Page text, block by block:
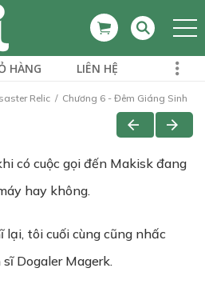
HÀNG LIÊN HỆ
Relic Chương 6 - Đêm Giáng Sinh
có cuộc gọi đến Makisk đang
hay không.
lại, tôi cuối cùng cũng nhấc
Dogaler Magerk.